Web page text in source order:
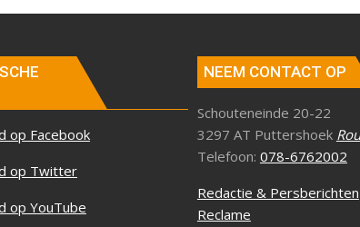
op Facebook
op Twitter
op YouTube
NEEM CONTACT OP
Schouteneinde 20-22
3297 AT Puttershoek
Telefoon: 078-6762002
Redactie & Persberichten
Reclame